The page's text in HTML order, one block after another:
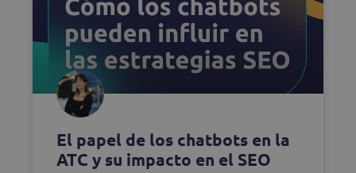
El papel de los chatbots en la
ATC y su impacto en el SEO